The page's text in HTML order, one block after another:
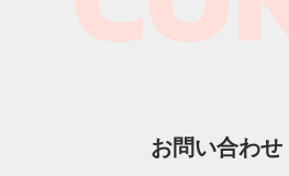
お問い合わ